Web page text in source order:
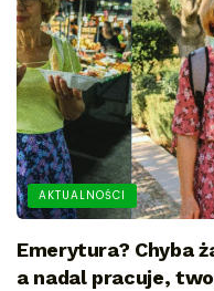
AKTUALNOŚCI
Emerytura? Chyba
a nadal pracuje,